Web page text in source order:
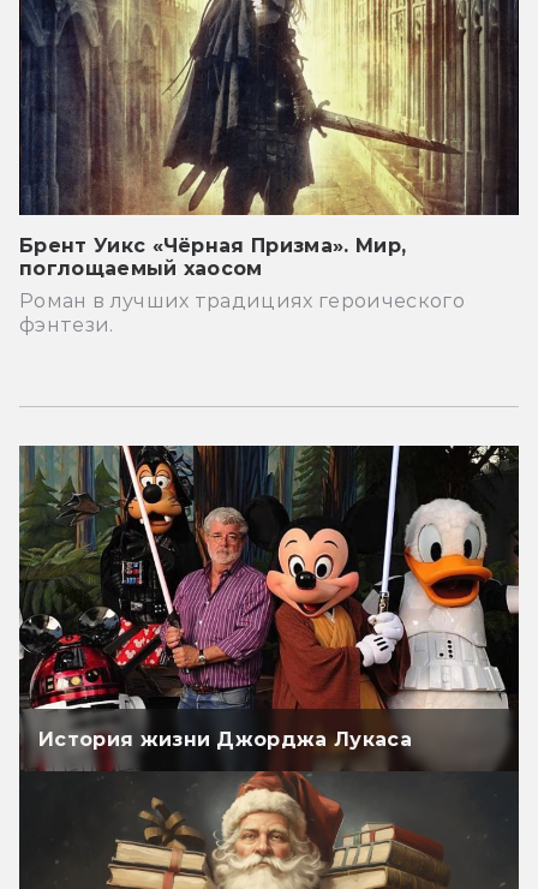
Брент Уикс «Чёрная Призма». Мир,
поглощаемый хаосом
Роман в лучших традициях героического
фэнтези.
История жизни Джорджа Лукаса